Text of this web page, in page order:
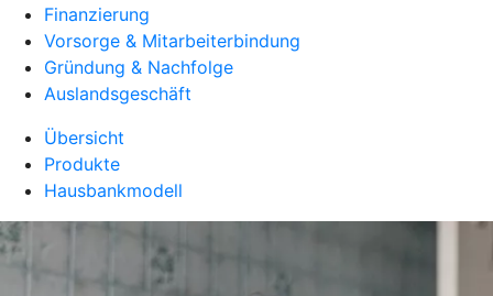
Finanzierung
Vorsorge & Mitarbeiterbindung
Gründung & Nachfolge
Auslandsgeschäft
Übersicht
Produkte
Hausbankmodell